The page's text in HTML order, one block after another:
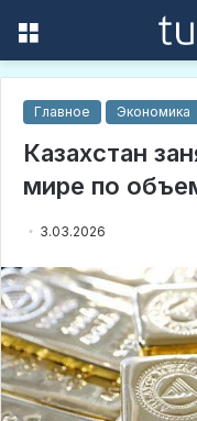
Главное Экономика
Казахстан
мире по
3.03.2026